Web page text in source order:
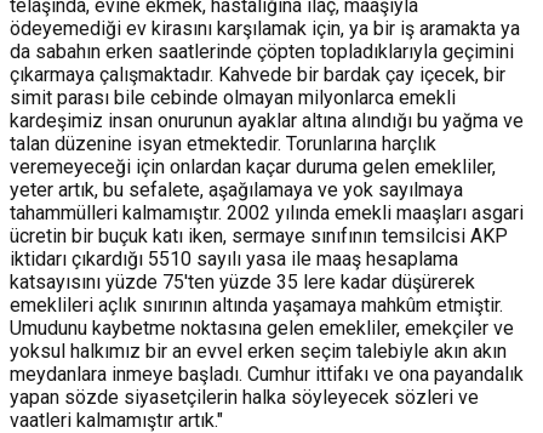
telaşında, evine ekmek, hastalığına ilaç, maaşıyla
ödeyemediği ev kirasını karşılamak için, ya bir iş aramakta ya
da sabahın erken saatlerinde çöpten topladıklarıyla geçimini
çıkarmaya çalışmaktadır. Kahvede bir bardak çay içecek, bir
simit parası bile cebinde olmayan milyonlarca emekli
kardeşimiz insan onurunun ayaklar altına alındığı bu yağma ve
talan düzenine isyan etmektedir. Torunlarına harçlık
veremeyeceği için onlardan kaçar duruma gelen emekliler,
yeter artık, bu sefalete, aşağılamaya ve yok sayılmaya
tahammülleri kalmamıştır. 2002 yılında emekli maaşları asgari
ücretin bir buçuk katı iken, sermaye sınıfının temsilcisi AKP
iktidarı çıkardığı 5510 sayılı yasa ile maaş hesaplama
katsayısını yüzde 75'ten yüzde 35 lere kadar düşürerek
emeklileri açlık sınırının altında yaşamaya mahkûm etmiştir.
Umudunu kaybetme noktasına gelen emekliler, emekçiler ve
yoksul halkımız bir an evvel erken seçim talebiyle akın akın
meydanlara inmeye başladı. Cumhur ittifakı ve ona payandalık
yapan sözde siyasetçilerin halka söyleyecek sözleri ve
vaatleri kalmamıştır artık."